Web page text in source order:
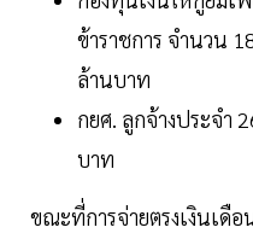
ข้าราชการ จำนวน
ล้านบาท
กยศ. ลูกจ้างประจำ
บาท
ขณะที่การจ่ายตรงเงินเดื